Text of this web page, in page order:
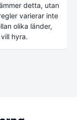
detta, utan
varierar inte
olika länder,
hyra.